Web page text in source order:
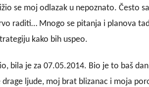
se moj odlazak u nepoznato. Često
raditi… Mnogo se pitanja i planova
kako bih uspeo.
bila je za 07.05.2014. Bio je to baš
ljude, moj brat blizanac i moja